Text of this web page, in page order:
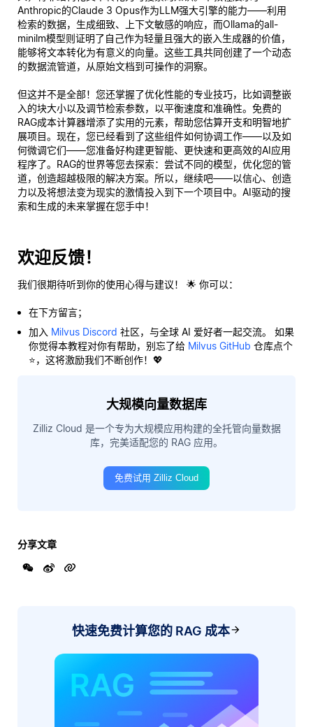
Anthropic的Claude 3 Opus作为LLM强大引擎的能力——利用
检索的数据，生成细致、上下文敏感的响应，而Ollama的all-
minilm模型则证明了自己作为轻量且强大的嵌入生成器的价值，
能够将文本转化为有意义的向量。这些工具共同创建了一个动态
的数据流管道，从原始文档到可操作的洞察。
但这并不是全部！您还掌握了优化性能的专业技巧，比如调整嵌
入的块大小以及调节检索参数，以平衡速度和准确性。免费的
RAG成本计算器增添了实用的元素，帮助您估算开支和明智地扩
展项目。现在，您已经看到了这些组件如何协调工作——以及如
何微调它们——您准备好构建更智能、更快速和更高效的AI应用
程序了。RAG的世界等您去探索：尝试不同的模型，优化您的管
道，创造超越极限的解决方案。所以，继续吧——以信心、创造
力以及将想法变为现实的激情投入到下一个项目中。AI驱动的搜
索和生成的未来掌握在您手中！
欢迎反馈！
我们很期待听到你的使用心得与建议！ 🌟 你可以：
在下方留言；
加入 Milvus Discord 社区，与全球 AI 爱好者一起交流。 如果
你觉得本教程对你有帮助，别忘了给 Milvus GitHub 仓库点个
⭐，这将激励我们不断创作！💖
大规模向量数据库
Zilliz Cloud 是一个专为大规模应用构建的全托管向量数据
库，完美适配您的 RAG 应用。
免费试用 Zilliz Cloud
分享文章
快速免费计算您的 RAG 成本